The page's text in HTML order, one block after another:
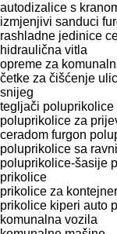
autodizalice s
izmjenjivi sanduci
rashladne jedinice
hidraulična vitla
opreme za
četke za čišćenje
snijeg
tegljači poluprikolice
poluprikolice za
ceradom furgon
poluprikolice sa
poluprikolice-šasije
prikolice
prikolice za
prikolice kiperi auto
komunalna vozila